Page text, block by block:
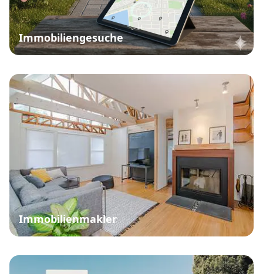
Immobiliengesuche
Immobilienmakler